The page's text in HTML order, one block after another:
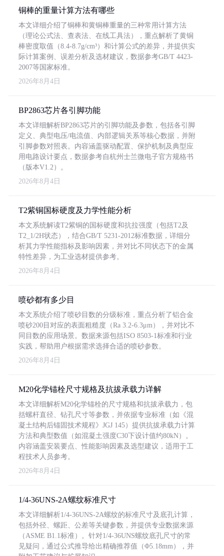
铜棒的重量计算方法有哪些
本文详细介绍了铜棒和黄铜棒重量的三种常用计算方法
（理论公式法、查表法、在线工具法），重点解析了黄铜
棒密度取值（8.4-8.7g/cm³）和计算公式的差异，并提供实
际计算案例、误差分析及选材建议，数据参考GB/T 4423-
2007等国家标准。
2026年8月4日
BP2863芯片各引脚功能
本文详细解析BP2863芯片的引脚功能及参数，包括各引脚
定义、典型电压/电流值、内部逻辑关系等核心数据，并附
引脚参数对照表。内容涵盖驱动配置、保护机制及典型应
用电路设计要点，数据参考自杭州士兰微电子官方规格书
（版本V1.2）。
2026年8月4日
T2紫铜国标硬度及力学性能分析
本文系统解读T2紫铜的国标硬度和抗拉强度（包括T2及
T2_1/2H状态），结合GB/T 5231-2012标准数据，详细分
析其力学性能指标及影响因素，并对比不同状态下的金属
特性差异，为工业选材提供参考。
2026年8月4日
喷砂都有多少目
本文系统介绍了喷砂目数的分级标准，重点分析了铝合金
喷砂200目对应的表面粗糙度（Ra 3.2-6.3μm），并对比不
同目数的应用场景。数据来源包括ISO 8503-1标准和行业
实践，帮助用户根据需求选择合适的喷砂参数。
2026年8月4日
M20化学锚栓尺寸规格及抗拔承载力详解
本文详细解析M20化学锚栓的尺寸规格和抗拔承载力，包
括螺杆直径、钻孔尺寸等参数，并依据专业标准（如《混
凝土结构后锚固技术规程》JGJ 145）提供抗拔承载力计算
方法和典型数值（如混凝土强度C30下设计值约80kN）。
内容涵盖安装要点、性能影响因素及选型建议，适用于工
程技术人员参考。
2026年8月4日
1/4-36UNS-2A螺纹标准尺寸
本文详细解析1/4-36UNS-2A螺纹的标准尺寸及底孔计算，
包括外径、螺距、公差等关键参数，并提供专业数据来源
（ASME B1.1标准）。针对1/4-36UNS螺纹底孔尺寸的常
见疑问，通过公式推导给出精确推荐值（Φ5.18mm），并